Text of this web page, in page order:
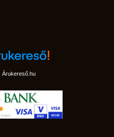
Árukereső.hu